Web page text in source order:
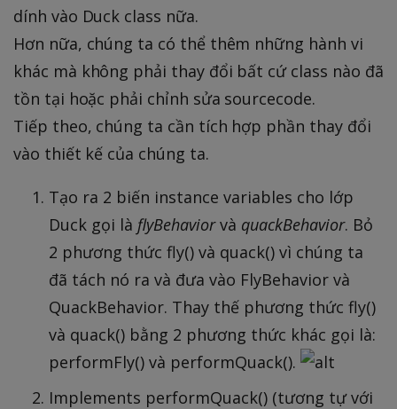
dính vào Duck class nữa.
Hơn nữa, chúng ta có thể thêm những hành vi
khác mà không phải thay đổi bất cứ class nào đã
tồn tại hoặc phải chỉnh sửa sourcecode.
Tiếp theo, chúng ta cần tích hợp phần thay đổi
vào thiết kế của chúng ta.
Tạo ra 2 biến instance variables cho lớp
Duck gọi là flyBehaviorvà quackBehavior. Bỏ
2 phương thức fly() và quack() vì chúng ta
đã tách nó ra và đưa vào FlyBehavior và
QuackBehavior. Thay thế phương thức fly()
và quack() bằng 2 phương thức khác gọi là:
performFly() và performQuack().
Implements performQuack() (tương tự với